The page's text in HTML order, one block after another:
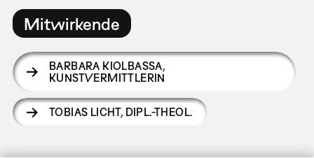
Mitwirkende
BARBARA KIOLBASSA,
KUNSTVERMITTLERIN
TOBIAS LICHT, DIPL.-THEOL.